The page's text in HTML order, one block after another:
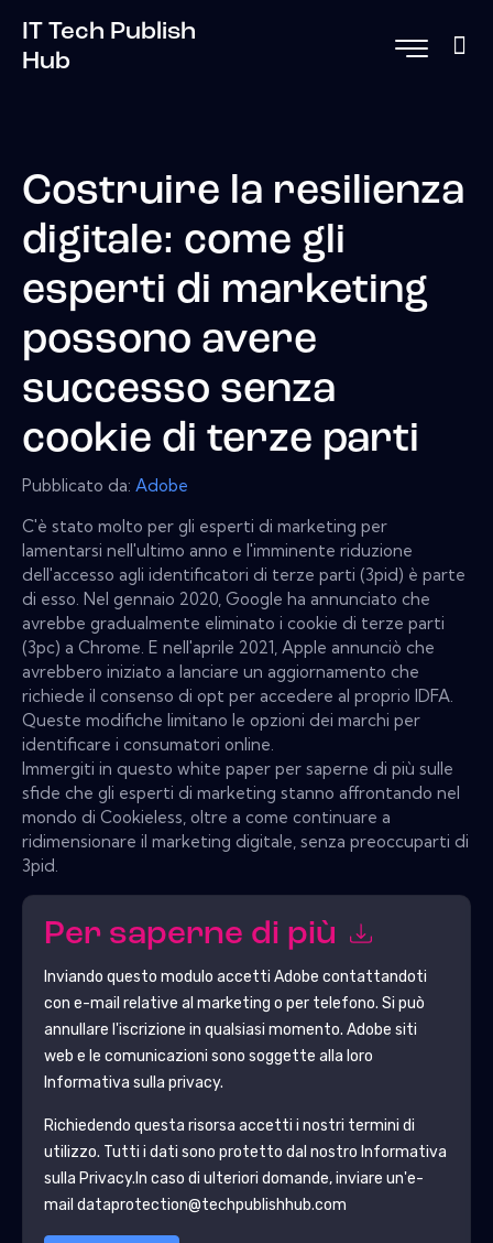
IT Tech Publish
Hub
Costruire la resilienza
digitale: come gli
esperti di marketing
possono avere
successo senza
cookie di terze parti
Pubblicato da: Adobe
C'è stato molto per gli esperti di marketing per
lamentarsi nell'ultimo anno e l'imminente riduzione
dell'accesso agli identificatori di terze parti (3pid) è parte
di esso. Nel gennaio 2020, Google ha annunciato che
avrebbe gradualmente eliminato i cookie di terze parti
(3pc) a Chrome. E nell'aprile 2021, Apple annunciò che
avrebbero iniziato a lanciare un aggiornamento che
richiede il consenso di opt per accedere al proprio IDFA.
Queste modifiche limitano le opzioni dei marchi per
identificare i consumatori online.
Immergiti in questo white paper per saperne di più sulle
sfide che gli esperti di marketing stanno affrontando nel
mondo di Cookieless, oltre a come continuare a
ridimensionare il marketing digitale, senza preoccuparti di
3pid.
Per saperne di più
Inviando questo modulo accetti Adobe contattandoti
con e-mail relative al marketing o per telefono. Si può
annullare l'iscrizione in qualsiasi momento. Adobe siti
web e le comunicazioni sono soggette alla loro
Informativa sulla privacy.
Richiedendo questa risorsa accetti i nostri termini di
utilizzo. Tutti i dati sono protetto dal nostro Informativa
sulla Privacy.In caso di ulteriori domande, inviare un'e-
mail dataprotection@techpublishhub.com